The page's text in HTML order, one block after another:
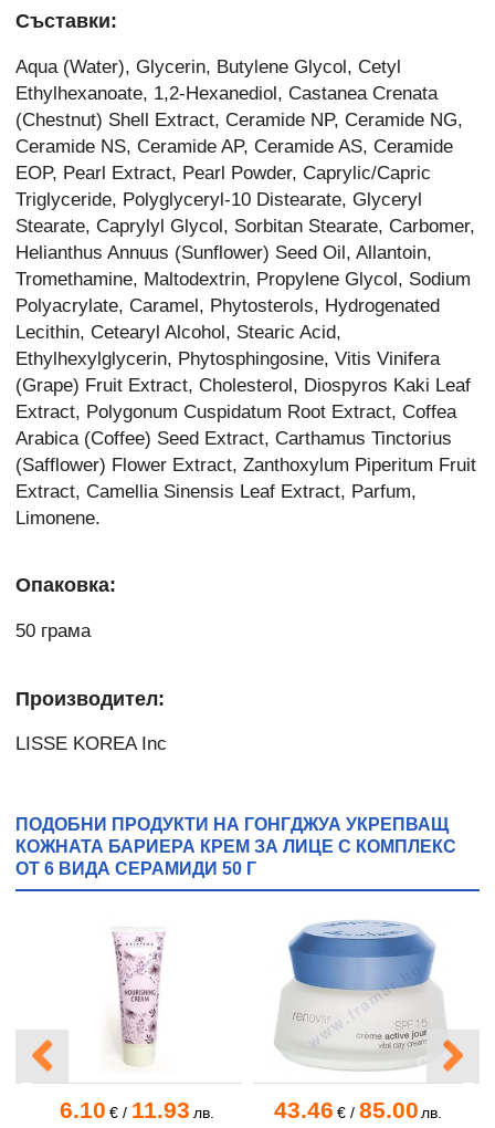
Съставки:
Aqua (Water), Glycerin, Butylene Glycol, Cetyl
Ethylhexanoate, 1,2-Hexanediol, Castanea Crenata
(Chestnut) Shell Extract, Ceramide NP, Ceramide NG,
Ceramide NS, Ceramide AP, Ceramide AS, Ceramide
EOP, Pearl Extract, Pearl Powder, Caprylic/Capric
Triglyceride, Polyglyceryl-10 Distearate, Glyceryl
Stearate, Caprylyl Glycol, Sorbitan Stearate, Carbomer,
Helianthus Annuus (Sunflower) Seed Oil, Allantoin,
Tromethamine, Maltodextrin, Propylene Glycol, Sodium
Polyacrylate, Caramel, Phytosterols, Hydrogenated
Lecithin, Cetearyl Alcohol, Stearic Acid,
Ethylhexylglycerin, Phytosphingosine, Vitis Vinifera
(Grape) Fruit Extract, Cholesterol, Diospyros Kaki Leaf
Extract, Polygonum Cuspidatum Root Extract, Coffea
Arabica (Coffee) Seed Extract, Carthamus Tinctorius
(Safflower) Flower Extract, Zanthoxylum Piperitum Fruit
Extract, Camellia Sinensis Leaf Extract, Parfum,
Limonene.
Опаковка:
50 грама
Производител:
LISSE KOREA Inc
ПОДОБНИ ПРОДУКТИ НА ГОНГДЖУА УКРЕПВАЩ
КОЖНАТА БАРИЕРА КРЕМ ЗА ЛИЦЕ С КОМПЛЕКС
ОТ 6 ВИДА СЕРАМИДИ 50 Г
6.10 € / 11.93 лв. 43.46 €/ 85.00 лв.